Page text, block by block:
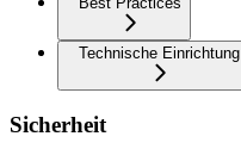
Technische Einrichtung
Sicherheit